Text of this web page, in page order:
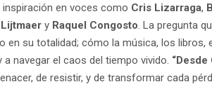
en voces como Cris Lizarraga,
Lijtmaery Raquel Congosto. La pregunta
en su totalidad; cómo la música, los libros,
navegar el caos del tiempo vivido.
de resistir, y de transformar cada